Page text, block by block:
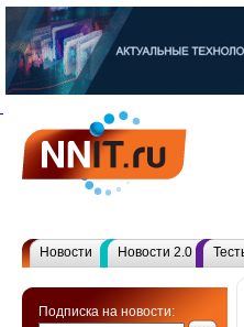
Новости Новости 2.0
Подписка на новости: